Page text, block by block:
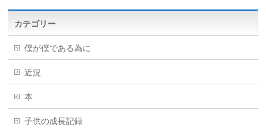
カテゴリー
僕が僕である為に
近況
本
子供の成長記録